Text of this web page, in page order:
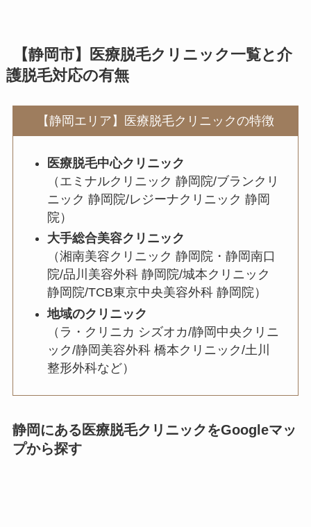
【静岡市】医療脱毛クリニック一覧と介
護脱毛対応の有無
【静岡エリア】医療脱毛クリニックの特徴
医療脱毛中心クリニック
（エミナルクリニック 静岡院/ブランクリ
ニック 静岡院/レジーナクリニック 静岡
院）
大手総合美容クリニック
（湘南美容クリニック 静岡院・静岡南口
院/品川美容外科 静岡院/城本クリニック
静岡院/TCB東京中央美容外科 静岡院）
地域のクリニック
（ラ・クリニカ シズオカ/静岡中央クリニ
ック/静岡美容外科 橋本クリニック/土川
整形外科など）
静岡にある医療脱毛クリニックをGoogleマッ
プから探す